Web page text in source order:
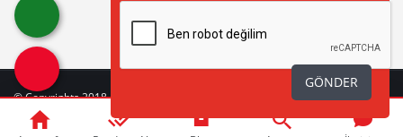
GÖNDER
© Copyrights 2018 - 2026 BÜYÜK ANADOLU HASTANELERİ| Web Tasarım
web Güncelleme Tarihi: 07-08-2026